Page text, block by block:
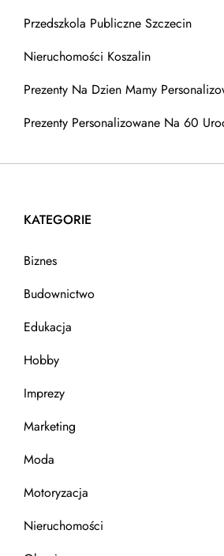
Przedszkola Publiczne Szczecin
Nieruchomości Koszalin
Prezenty Na Dzien Mamy
Prezenty Personalizowane Na 60
KATEGORIE
Biznes
Budownictwo
Edukacja
Hobby
Imprezy
Marketing
Moda
Motoryzacja
Nieruchomości